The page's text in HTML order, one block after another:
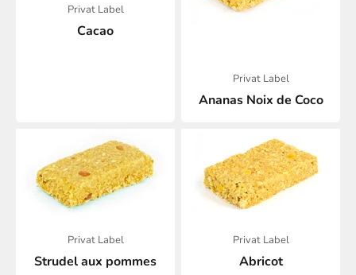
Privat Label
Cacao
Privat Label
Ananas Noix de Coco
Privat Label
Strudel aux pommes
Privat Label
Abricot